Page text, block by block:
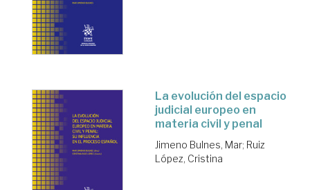
La evolución del espacio
judicial europeo en
materia civil y penal
Jimeno Bulnes, Mar; Ruiz
López, Cristina